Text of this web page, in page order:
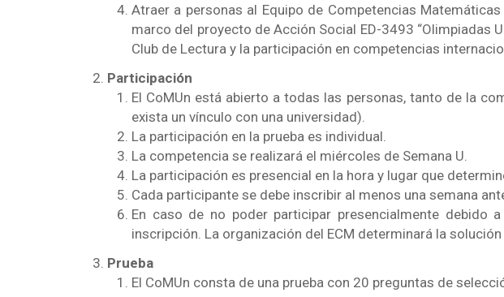
Atraer a personas al Equipo de Competencias
marco del proyecto de Acción Social ED-3493 “Olimpiadas
Club de Lectura y la participación en competencias
Participación
El CoMUn está abierto a todas las personas, tanto de la
exista un vínculo con una universidad).
La participación en la prueba es individual.
La competencia se realizará el miércoles de Semana U.
La participación es presencial en la hora y lugar que
Cada participante se debe inscribir al menos una semana
En caso de no poder participar presencialmente debido
inscripción. La organización del ECM determinará la
Prueba
El CoMUn consta de una prueba con 20 preguntas de